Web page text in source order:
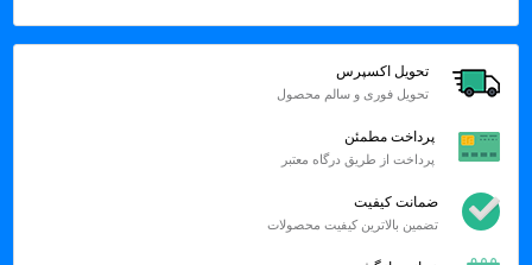
تحویل اکسپرس
تحویل فوری و سالم محصول
پرداخت مطمئن
پرداخت از طریق درگاه معتبر
ضمانت کیفیت
تضمین بالاترین کیفیت محصولات